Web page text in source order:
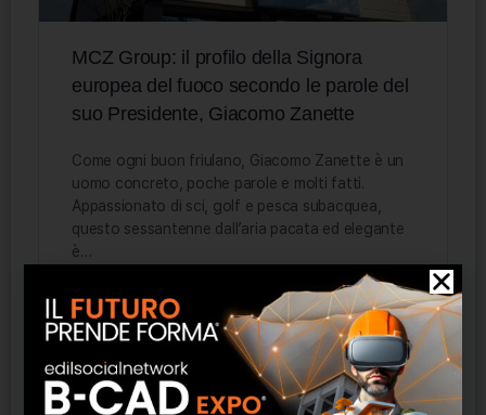
MCZ Group: il profilo della Signora
europea del fuoco secondo le parole del
suo Presidente, Giacomo Zanette
Come ogni buon friulano, Giacomo Zanette è un
uomo concreto, poche parole e molti fatti.
Appassionato di sci, golf e pesca subacquea,
questo sessantenne dall’aria pacata ed elegante
è…
Staff Admin
12 Settembre 2017
0